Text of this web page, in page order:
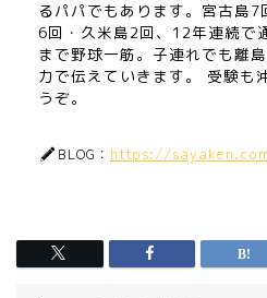
るパパでもあります。宮古島
6回・久米島2回、12年連続で
まで野球一筋。子連れでも離
力で伝えていきます。 受験も
うぞ。
BLOG： https://